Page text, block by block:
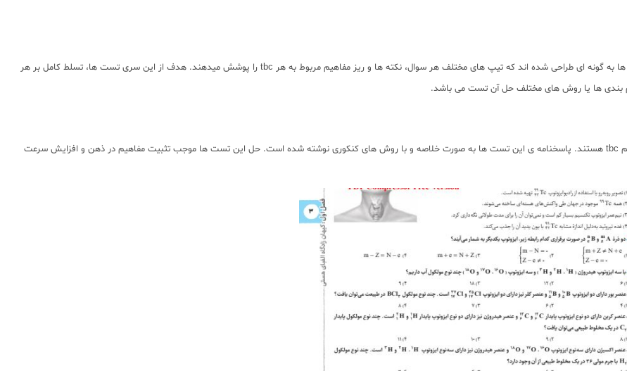
شماره تست های پیشو با رنگ دوم (فیروزه ای ) در کتاب مشخص شده اند. این تست ها به گونه ای طراحی شده اند که تیپ های مختلف هر سوال، نکته ها و ریز مفاهیم مربوط به هر tbc را پوشش میدهند. هدف از این سری تست ها، تسلط کامل بر هر
شماره تست های پیرو با رنگ مشکی در کتاب مشخص شده اند و تست های تکراری هم tbc هستند. پاسخنامه ی این تست ها به صورت خلاصه و با روش های کنکوری نوشته شده است. حل این تست ها موجب تثبیت مفاهیم در ذهن و افزایش سرعت